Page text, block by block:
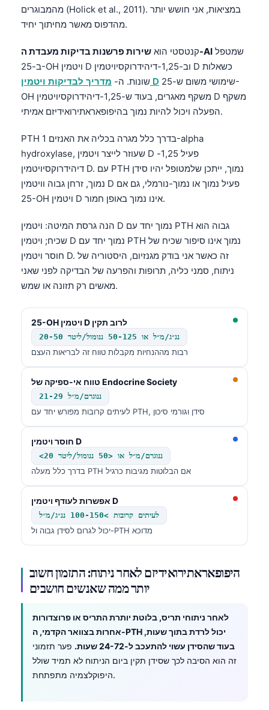
מהמבוגרים (Holick et al., 2011). במציאות, אני חושש יותר
מהדפוס מאשר מחיתוך יחיד.
קנטסטי הואשירות פרשנות בדיקות מעבדת ה-AI
ב-25-OH ויטמין D וב-1,25-דיהידרוקסיויטמין D כשאלות
שונות. ה- מדריך לבדיקות ויטמין D
OH משקף מאגרים, בעוד ש-1,25-דיהידרוקסיויטמין D משקף
הפעלה ויכול להיות נמוך בהיפופאראתירואידיזם אמיתי.
PTH בדרך כלל מגרה בכליה את האנזים 1-alpha
hydroxylase, שעוזר לייצר ויטמין D פעיל 1,25-
דיהידרוקסיויטמין D. עם PTH נמוך, ייתכן שלמטופל יהיו סידן
נמוך, זרחן גבוה וויטמין D פעיל נמוך או נמוך-נורמלי, גם אם
25-OH ויטמין D אינו נמוך באופן חמור.
הנה גרסת המיטה: ויטמין D נמוך יחד עם PTH גבוה הוא
שכיח; ויטמין D נמוך יחד עם PTH נמוך אינו סיפור שכיח של
חוסר ויטמין D. זה כאשר אני בודק מגנזיום, היסטוריה של
ניתוח, סמני כליה, תרופות והפרעה של הבדיקה לפני שאני
מאשים רק תזונה או שמש.
25-OH ויטמין D לרוב תקין
20-50 ננ״ג/מ״ל או 50-125 ננומול/ליטר
רבות מההנחיות מקבלות טווח זה לבריאות העצם
טווח אי-ספיקה של Endocrine Society
21-29 ננוגרם/מ״ל
לעיתים קרובות מפורש יחד עם PTH, סידן וגורמי סיכון
חוסר ויטמין D
<20 ננוגרם/מ״ל או <50 ננומול/ליטר
בדרך כלל מעלה PTH אם הבלוטות מגיבות כרגיל
אפשרות לעודף ויטמין D
לעיתים קרובות >100-150 ננ״ג/מ״ל
יכול לגרום לסידן גבוה ול-PTH מדוכא
היפופאראתירואידיזם לאחר ניתוח: התזמון חשוב
יותר ממה שאנשים חושבים
לאחר ניתוחי תריס, בלוטת יותרת התריס או פרוצדורות
אחרות בצוואר הקדמי, ה-PTH יכול לרדת בתוך שעות,
בעוד שהסידן עשוי להתעכב ל-24-72 שעות.
פער תזמוני
זה הוא הסיבה לכך שסידן תקין ביום הניתוח לא תמיד שולל
היפוקלצמיה מתפתחת.
ئۇيغۇرچە
Кыргызча
Беларуская мова
Esperanto
Ślōnskŏ gŏdka
Norsk bokmål